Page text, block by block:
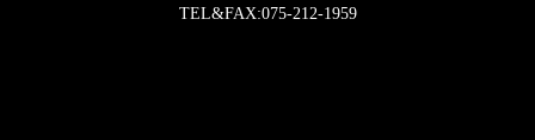
TEL&FAX:075-212-1959